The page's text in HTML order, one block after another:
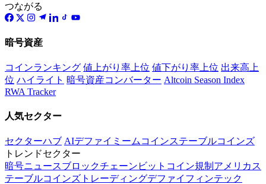
つながる
暗号資産
コインランキング 値上がり率上位 値下がり率上位 出来高上
位 ハイライト 暗号資産コンバーター Altcoin Season Index
RWA Tracker
人気セクター
セクターハブ AIデファイ ミームコインステーブルコインズ
トレンドセクター
暗号ニュースブロックチェーン ビットコイン規制 アメリカ ス
テーブルコインズ トレーディングデファイ フィンテック